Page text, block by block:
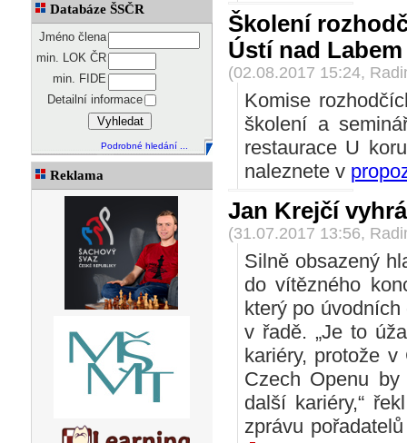
Databáze ŠSČR
Jméno člena
min. LOK ČR
min. FIDE
Detailní informace
Podrobné hledání ...
Reklama
Školení
Ústí nad Labem
(02.08.2017 15:24,
Komise
školení a
restaurace U
naleznete v
Jan Krejčí
(31.07.2017 13:56,
Silně obsazený
do vítězného
který po
v řadě. „Je to
kariéry, protože
Czech Openu
další kariéry,“
zprávu